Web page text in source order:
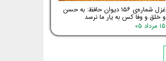
غزل شماره‌ی ۱۵۶ دیوان حافظ: به حسن
و خلق و وفا کس به یار ما نرسد
۱۵ مرداد ۰۵